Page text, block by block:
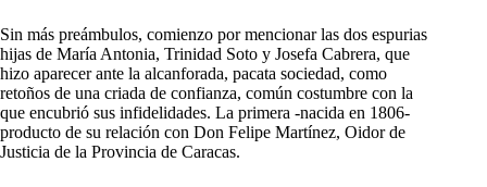
Sin más preámbulos, comienzo por mencionar las dos espurias
hijas de María Antonia, Trinidad Soto y Josefa Cabrera, que
hizo aparecer ante la alcanforada, pacata sociedad, como
retoños de una criada de confianza, común costumbre con la
que encubrió sus infidelidades. La primera -nacida en 1806-
producto de su relación con Don Felipe Martínez, Oidor de
Justicia de la Provincia de Caracas.